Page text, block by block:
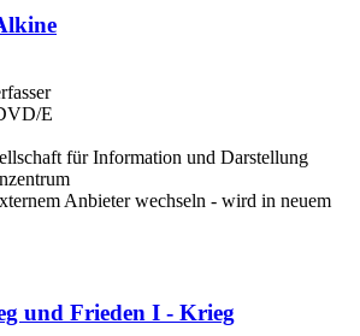
E
für Information und Darstellung
Anbieter wechseln - wird in neuem
und Frieden I - Krieg